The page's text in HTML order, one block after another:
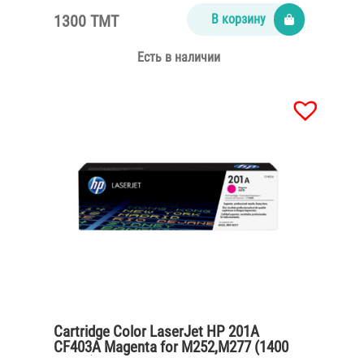
1300 TMT В корзину
Есть в наличии
Cartridge Color LaserJet HP 201A
CF403A Magenta for M252,M277 (1400